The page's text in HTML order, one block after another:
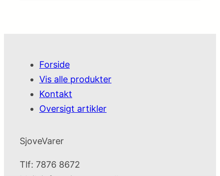
Forside
Vis alle produkter
Kontakt
Oversigt artikler
SjoveVarer
Tlf: 7876 8672